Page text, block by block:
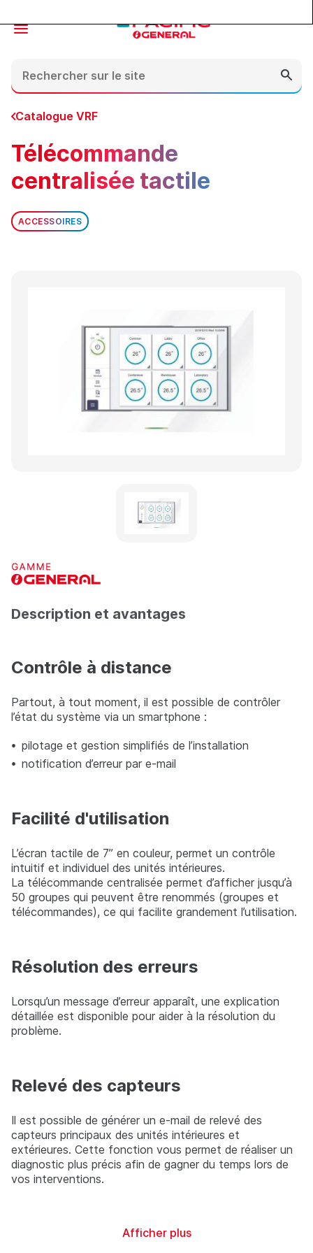
Catalogue VRF
Télécommande
centralisée tactile
ACCESSOIRES
Description et avantages
Contrôle à distance
Partout, à tout moment, il est possible de contrôler
l’état du système via un smartphone :
pilotage et gestion simplifiés de l’installation
notification d’erreur par e-mail
Facilité d'utilisation
L’écran tactile de 7” en couleur, permet un contrôle
intuitif et individuel des unités intérieures.
La télécommande centralisée permet d’afficher jusqu’à
50 groupes qui peuvent être renommés (groupes et
télécommandes), ce qui facilite grandement l’utilisation.
Résolution des erreurs
Lorsqu’un message d’erreur apparaît, une explication
détaillée est disponible pour aider à la résolution du
problème.
Relevé des capteurs
Il est possible de générer un e-mail de relevé des
capteurs principaux des unités intérieures et
extérieures. Cette fonction vous permet de réaliser un
diagnostic plus précis afin de gagner du temps lors de
vos interventions.
Afficher plus